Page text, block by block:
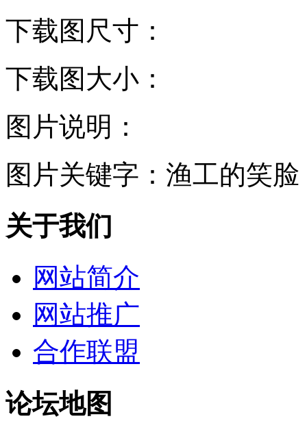
下载图尺寸：
下载图大小：
图片说明：
图片关键字： 渔工的笑
关于我们
网站简介
网站推广
合作联盟
论坛地图